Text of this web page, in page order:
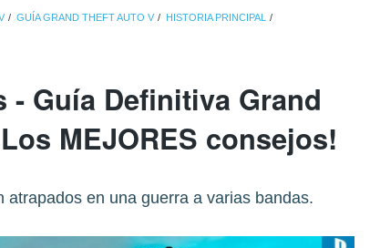
GUÍA GRAND THEFT AUTO V
HISTORIA PRINCIPAL
- Guía Definitiva Grand
MEJORES consejos!
atrapados en una guerra a varias bandas.